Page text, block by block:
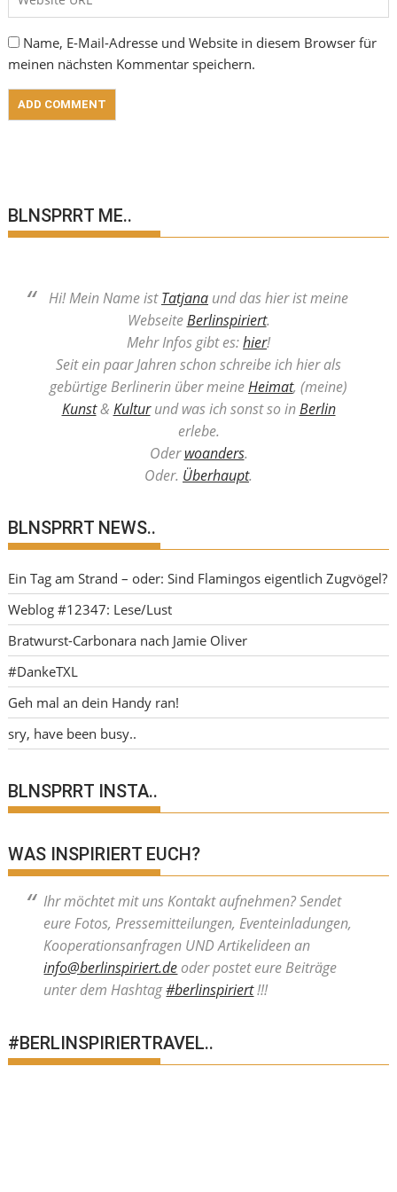
Name, E-Mail-Adresse und Website in diesem Browser für
meinen nächsten Kommentar speichern.
BLNSPRRT ME..
Hi! Mein Name istTatjana und das hier ist meine
WebseiteBerlinspiriert.
Mehr Infos gibt es:hier!
Seit ein paar Jahren schon schreibe ich hier als
gebürtige Berlinerin über meineHeimat, (meine)
Kunst& Kulturund was ich sonst so inBerlin
erlebe.
Oderwoanders.
Oder. Überhaupt.
BLNSPRRT NEWS..
Ein Tag am Strand – oder: Sind Flamingos eigentlich Zugvögel?
Weblog #12347: Lese/Lust
Bratwurst-Carbonara nach Jamie Oliver
#DankeTXL
Geh mal an dein Handy ran!
sry, have been busy..
BLNSPRRT INSTA..
WAS INSPIRIERT EUCH?
Ihr möchtet mit uns Kontakt aufnehmen? Sendet
eure Fotos, Pressemitteilungen, Eventeinladungen,
Kooperationsanfragen UND Artikelideen an
info@berlinspiriert.deoder postet eure Beiträge
unter dem Hashtag#berlinspiriert!!!
#BERLINSPIRIERTRAVEL..